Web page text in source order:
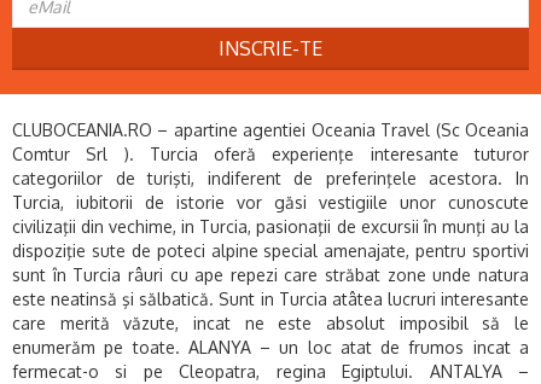
INSCRIE-TE
CLUBOCEANIA.RO – apartine agentiei Oceania Travel (Sc Oceania
Comtur Srl ). Turcia oferă experienţe interesante tuturor
categoriilor de turişti, indiferent de preferinţele acestora. In
Turcia, iubitorii de istorie vor găsi vestigiile unor cunoscute
civilizaţii din vechime, in Turcia, pasionaţii de excursii în munţi au la
dispoziţie sute de poteci alpine special amenajate, pentru sportivi
sunt în Turcia râuri cu ape repezi care străbat zone unde natura
este neatinsă şi sălbatică. Sunt in Turcia atâtea lucruri interesante
care merită văzute, incat ne este absolut imposibil să le
enumerăm pe toate. ALANYA – un loc atat de frumos incat a
fermecat-o si pe Cleopatra, regina Egiptului. ANTALYA –